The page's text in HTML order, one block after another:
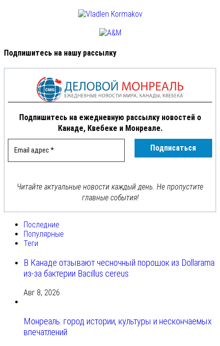
Подпишитесь на нашу рассылку
Подпишитесь на ежедневную рассылку новостей о
Канаде, Квебеке и Монреале.
Читайте актуальные новости каждый день. Не пропустите
главные события!
Последние
Популярные
Теги
В Канаде отзывают чесночный порошок из Dollarama
из-за бактерии Bacillus cereus
Авг 8, 2026
Монреаль: город истории, культуры и нескончаемых
впечатлений